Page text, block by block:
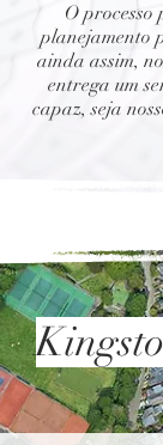
O processo
planejamento
ainda assim,
entrega um
capaz, seja